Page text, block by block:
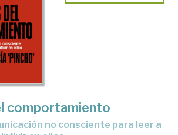
comportamiento